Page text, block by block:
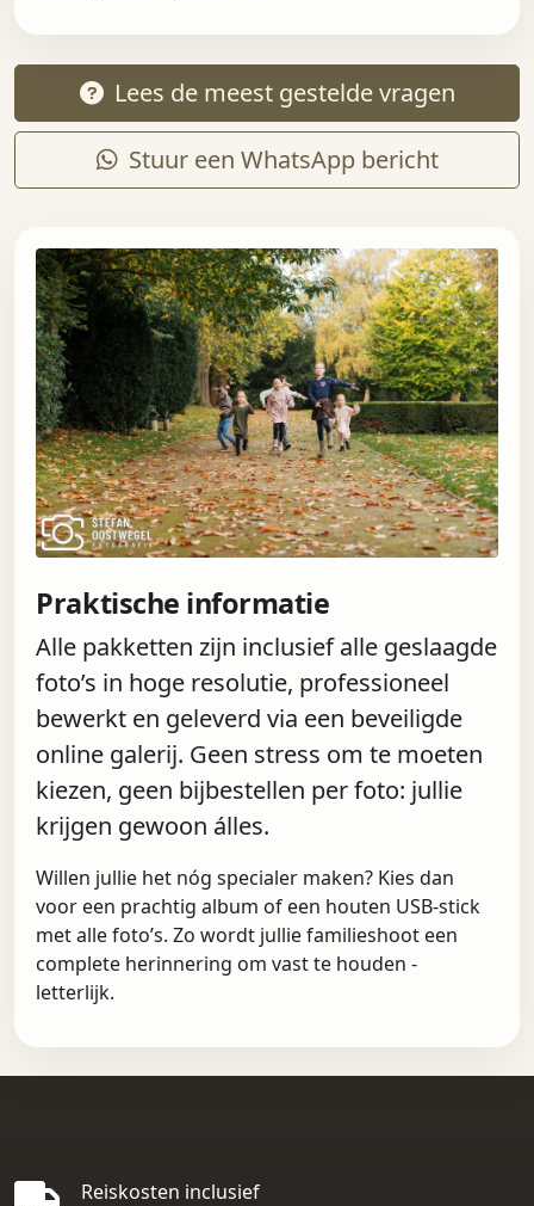
Lees de meest gestelde vragen
Stuur een WhatsApp bericht
Praktische informatie
Alle pakketten zijn inclusief alle geslaagde
foto’s in hoge resolutie, professioneel
bewerkt en geleverd via een beveiligde
online galerij. Geen stress om te moeten
kiezen, geen bijbestellen per foto: jullie
krijgen gewoon álles.
Willen jullie het nóg specialer maken? Kies dan
voor een prachtig album of een houten USB-stick
met alle foto’s. Zo wordt jullie familieshoot een
complete herinnering om vast te houden -
letterlijk.
Reiskosten inclusief